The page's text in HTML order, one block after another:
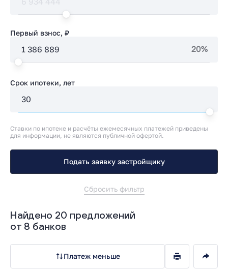
Первый взнос, ₽
20%
Срок ипотеки, лет
Ставки по ипотеке и расчёты ежемесячных платежей приведены
для информации, не являются публичной офертой.
Подать заявку застройщику
Сбросить фильтр
Найдено 20 предложений
от 8 банков
Платеж меньше